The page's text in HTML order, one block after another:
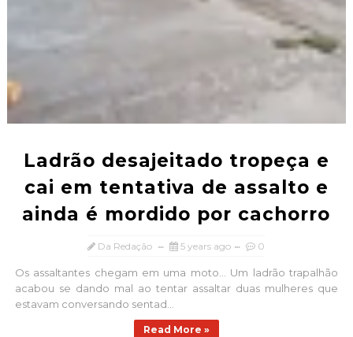
Ladrão desajeitado tropeça e
cai em tentativa de assalto e
ainda é mordido por cachorro
Da Redação 5 years ago 0
Os assaltantes chegam em uma moto... Um ladrão trapalhão
acabou se dando mal ao tentar assaltar duas mulheres que
estavam conversando sentad...
Read More »